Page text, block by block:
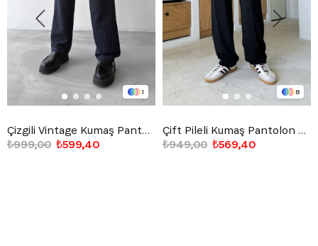
1
Çizgili Vintage Kumaş Pantolon Lacivert
₺599,40
₺999,00
8
Çift Pileli Kumaş Pantolon Siyah
₺569,40
₺949,00